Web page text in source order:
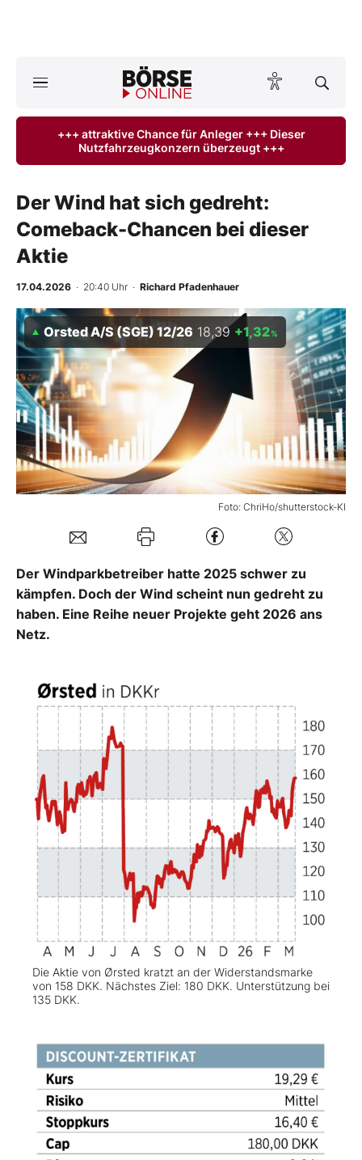
Anlageprodukte
Finanz-Check
Abo & Shop
Experten
Mein B:O
Mein Konto
Folgen Sie uns
+++ attraktive Chance für Anleger +++ Dieser
Nutzfahrzeugkonzern überzeugt +++
Der Wind hat sich gedreht:
Comeback-Chancen bei dieser
Aktie
17.04.2026 · 20:40 Uhr · Richard Pfadenhauer
Foto: ChriHo/shutterstock-KI
Orsted A/S (SGE) 12/26 18,39 +1,32%
Der Windparkbetreiber hatte 2025 schwer zu
kämpfen. Doch der Wind scheint nun gedreht zu
haben. Eine Reihe neuer Projekte geht 2026 ans
Netz.
Die Aktie von Ørsted kratzt an der Widerstandsmarke
von 158 DKK. Nächstes Ziel: 180 DKK. Unterstützung bei
135 DKK.